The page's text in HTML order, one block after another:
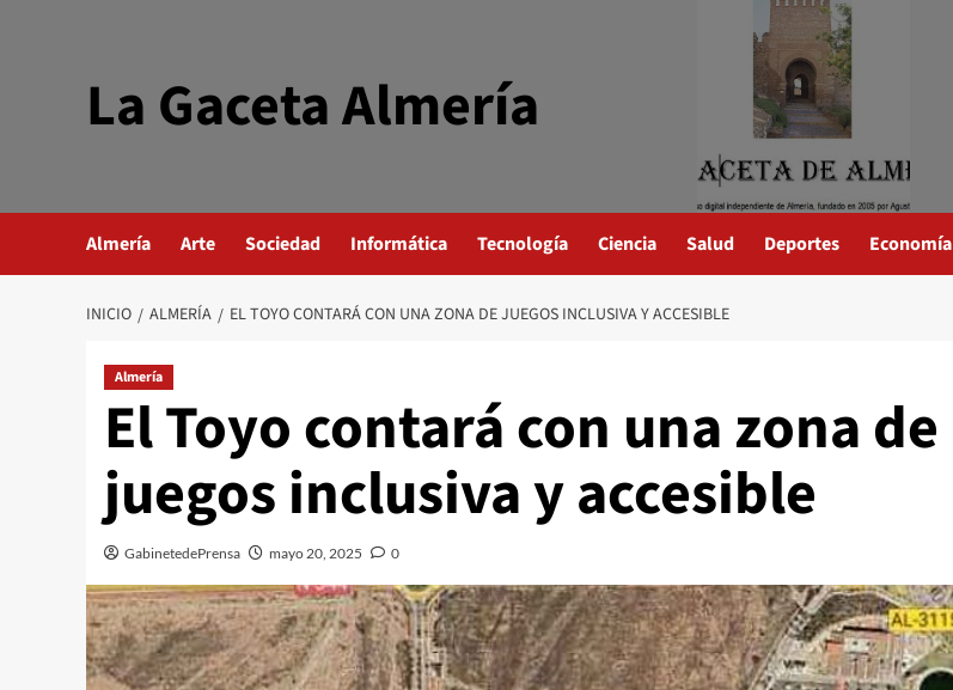
La Gaceta Almería
Almería Arte Sociedad Informática Tecnología Ciencia Salud Deportes Economía
INICIO ALMERÍA EL TOYO CONTARÁ CON UNA ZONA DE JUEGOS INCLUSIVA Y ACCESIBLE
Almería
El Toyo contará con una zona de
juegos inclusiva y accesible
GabinetedePrensa mayo 20, 2025 0